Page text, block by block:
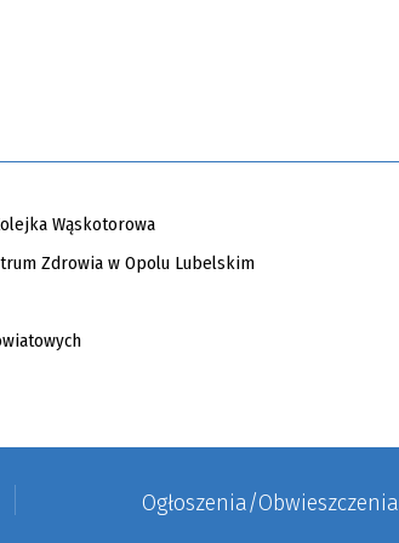
Ogłoszenia/Obwieszczenia